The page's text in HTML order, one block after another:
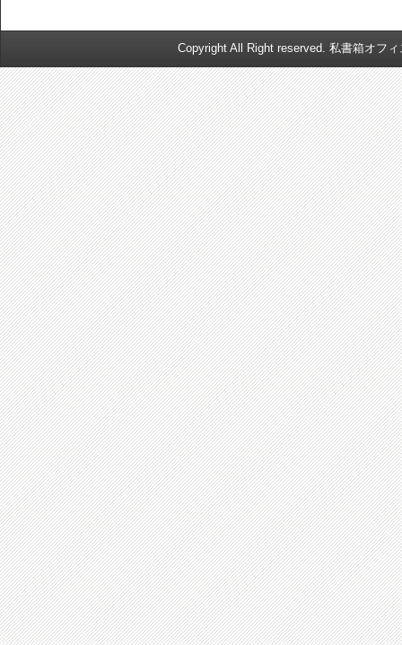
Copyright All Right reserved. 私書箱オフ